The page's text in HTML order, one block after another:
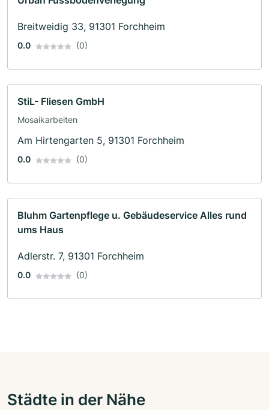
Breitweidig 33, 91301 Forchheim
0.0 (0)
StiL- Fliesen GmbH
Mosaikarbeiten
Am Hirtengarten 5, 91301 Forchheim
0.0 (0)
Bluhm Gartenpflege u. Gebäudeservice Alles rund
ums Haus
Adlerstr. 7, 91301 Forchheim
0.0 (0)
Städte in der Nähe